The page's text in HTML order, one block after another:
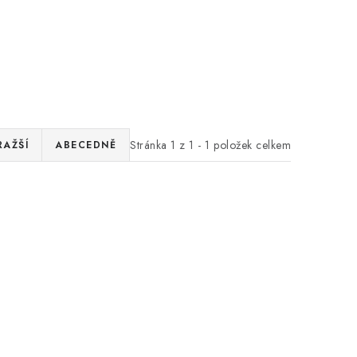
Stránka 1 z 1 - 1 položek celkem
ABECEDNĚ